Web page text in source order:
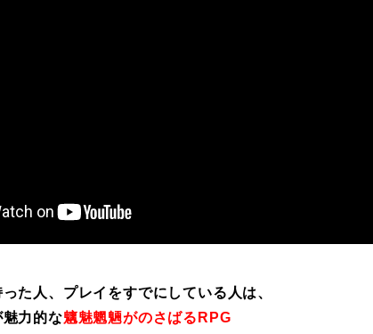
た人、プレイをすでにしている人は、
力的な魑魅魍魎がのさばるRPG